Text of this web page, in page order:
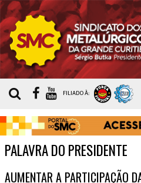
FILIADO À:
PALAVRA DO PRESIDENTE
AUMENTAR A PARTICIPAÇÃO